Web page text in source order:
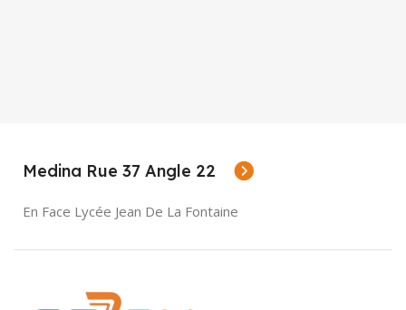
Medina Rue 37 Angle 22
En Face Lycée Jean De La Fontaine